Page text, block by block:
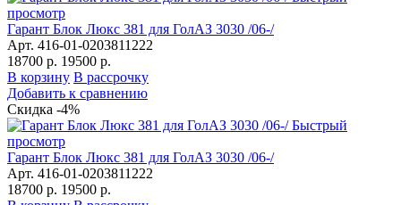
просмотр
Гарант Блок Люкс 381 для ГолАЗ 3030 /06-/
Арт. 416-01-0203811222
18700 р. 19500 р.
В корзину В рассрочку
Добавить к сравнению
Скидка -4%
Быстрый
просмотр
Гарант Блок Люкс 381 для ГолАЗ 3030 /06-/
Арт. 416-01-0203811222
18700 р. 19500 р.